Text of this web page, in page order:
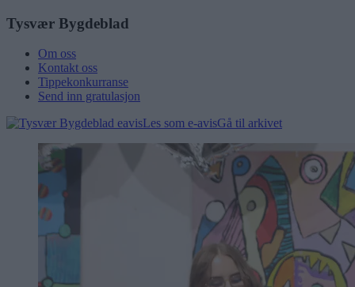
Tysvær Bygdeblad
Om oss
Kontakt oss
Tippekonkurranse
Send inn gratulasjon
Les som e-avisGå til arkivet